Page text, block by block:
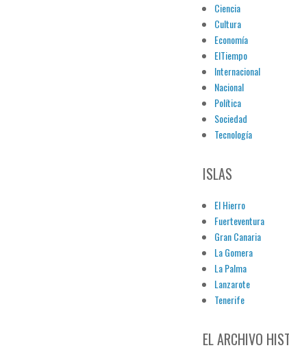
Ciencia
Cultura
Economía
ElTiempo
Internacional
Nacional
Política
Sociedad
Tecnología
ISLAS
El Hierro
Fuerteventura
Gran Canaria
La Gomera
La Palma
Lanzarote
Tenerife
EL ARCHIVO